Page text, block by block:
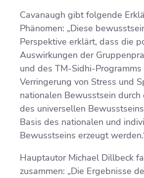
Cavanaugh gibt folgende
Phänomen: „Diese
Perspektive erklärt, dass die
Auswirkungen der
und des TM-Sidhi-Programms
Verringerung von Stress und
nationalen Bewusstsein
des universellen
Basis des nationalen und
Bewusstseins erzeugt
Hauptautor Michael Dillbeck
zusammen: „Die Ergebnisse